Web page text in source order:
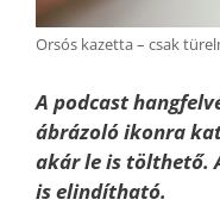
Orsós kazetta – csak
A podcast
ábrázoló ikonra
akár le is tölthető.
is elindítható.